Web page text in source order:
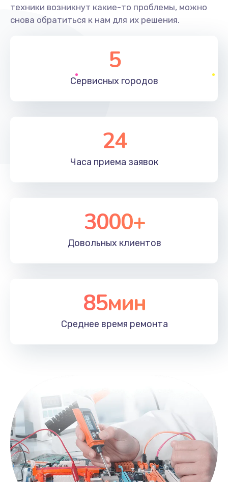
техники возникнут какие-то проблемы, можно
снова обратиться к нам для их решения.
5
Сервисных городов
24
Часа приема заявок
3000+
Довольных клиентов
85мин
Среднее время ремонта